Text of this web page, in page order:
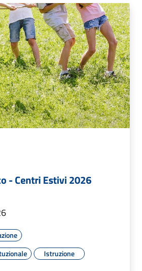
- Centri Estivi 2026
Istruzione